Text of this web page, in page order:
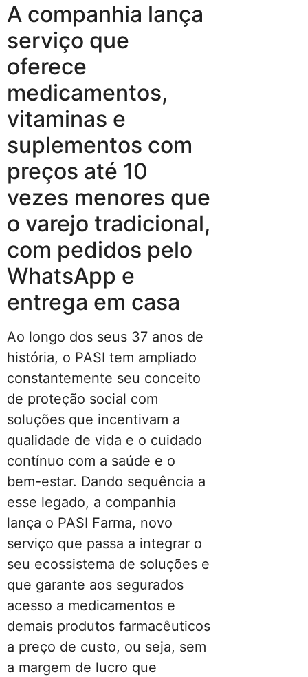
A companhia lança
serviço que
oferece
medicamentos,
vitaminas e
suplementos com
preços até 10
vezes menores que
o varejo tradicional,
com pedidos pelo
WhatsApp e
entrega em casa
Ao longo dos seus 37 anos de
história, o PASI tem ampliado
constantemente seu conceito
de proteção social com
soluções que incentivam a
qualidade de vida e o cuidado
contínuo com a saúde e o
bem-estar. Dando sequência a
esse legado, a companhia
lança o PASI Farma, novo
serviço que passa a integrar o
seu ecossistema de soluções e
que garante aos segurados
acesso a medicamentos e
demais produtos farmacêuticos
a preço de custo, ou seja, sem
a margem de lucro que